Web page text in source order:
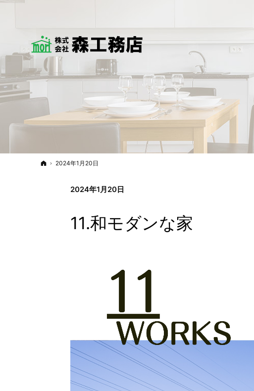
ホーム
2024年1月20日
2024年1月20日
11.和モダンな家